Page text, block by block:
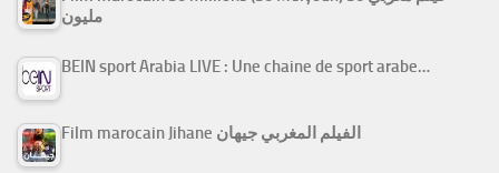
مليون
BEIN sport Arabia LIVE : Une chaine de sport arabe…
Film marocain Jihane الفيلم المغربي جيهان